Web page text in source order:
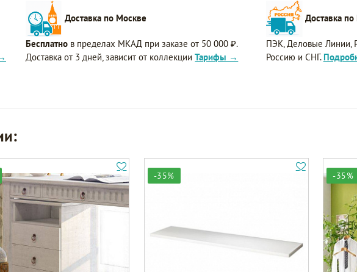
Доставка по Москве
Бесплатно в пределах МКАД при заказе от 50 000 ₽.
Доставка от 3 дней, зависит от коллекцииТарифы →
Доставка по
ПЭК, Деловые Линии,
Россию и СНГ.
-35% -35%